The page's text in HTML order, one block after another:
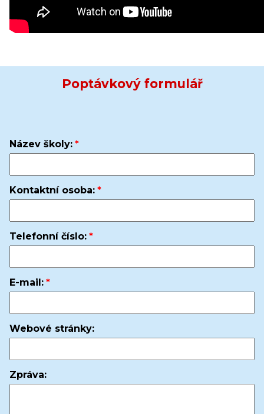
Poptávkový formulář
Název školy:
Kontaktní osoba:
Telefonní číslo:
E-mail:
Webové stránky:
Zpráva: